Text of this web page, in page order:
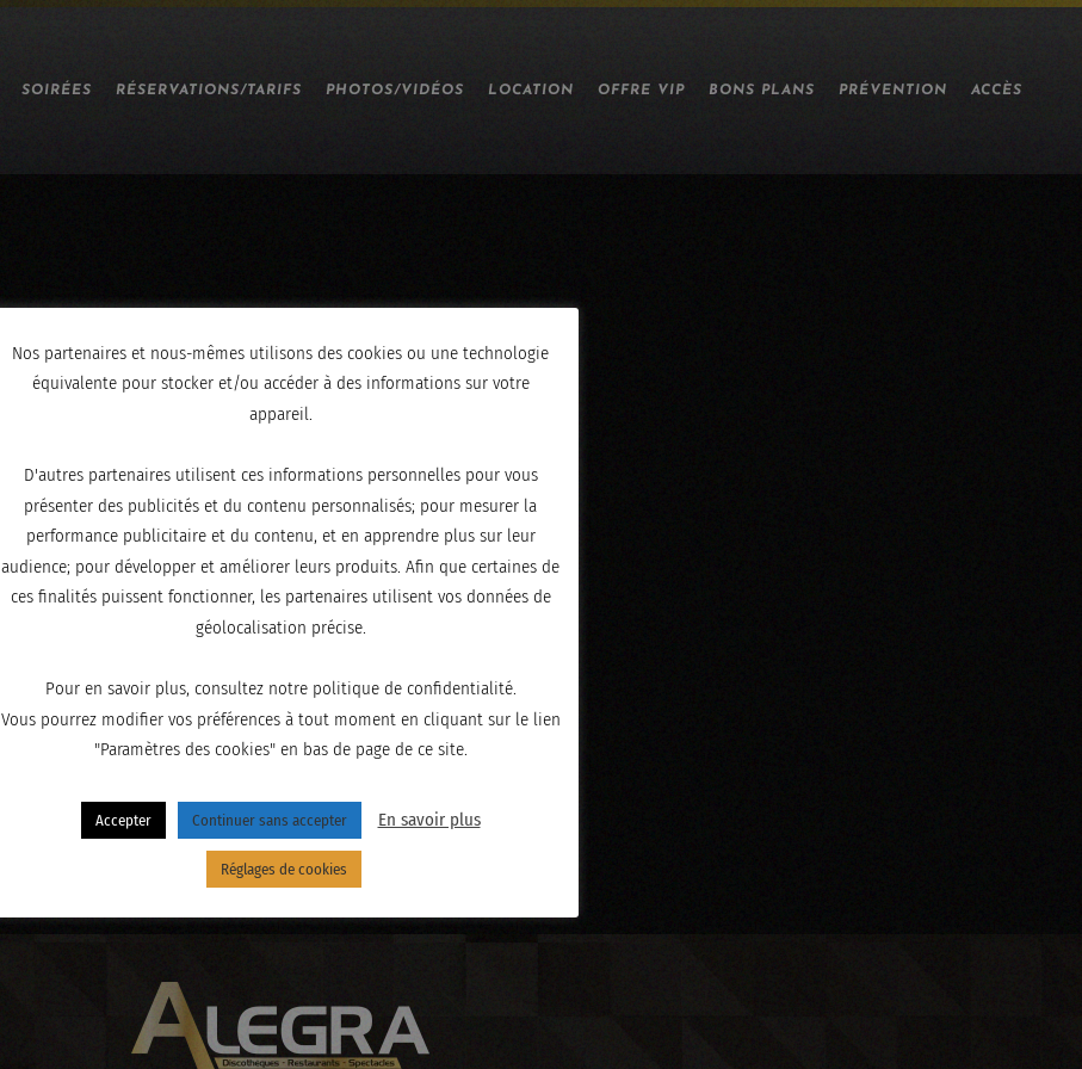
SOIRÉES RÉSERVATIONS/TARIFS PHOTOS/VIDÉOS LOCATION OFFRE VIP BONS PLANS PRÉVENTION ACCÈS
Nos partenaires et nous-mêmes utilisons des cookies ou une technologie
équivalente pour stocker et/ou accéder à des informations sur votre
appareil.
D'autres partenaires utilisent ces informations personnelles pour vous
présenter des publicités et du contenu personnalisés; pour mesurer la
performance publicitaire et du contenu, et en apprendre plus sur leur
audience; pour développer et améliorer leurs produits. Afin que certaines de
ces finalités puissent fonctionner, les partenaires utilisent vos données de
géolocalisation précise.
Pour en savoir plus, consultez notre politique de confidentialité.
Vous pourrez modifier vos préférences à tout moment en cliquant sur le lien
"Paramètres des cookies" en bas de page de ce site.
Accepter Continuer sans accepter En savoir plus
Réglages de cookies